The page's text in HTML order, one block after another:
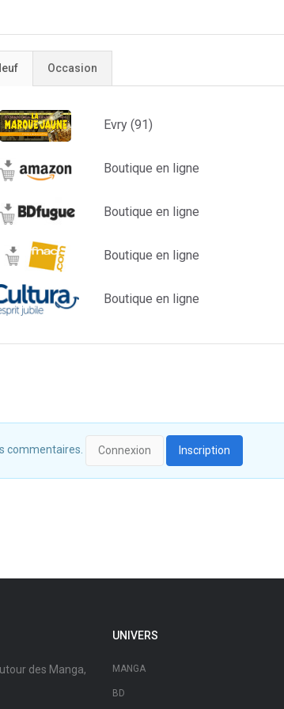
Occasion
Evry (91)
Boutique en ligne
Boutique en ligne
Boutique en ligne
Boutique en ligne
commentaires. Connexion Inscription
des Manga,
UNIVERS
MANGA
BD